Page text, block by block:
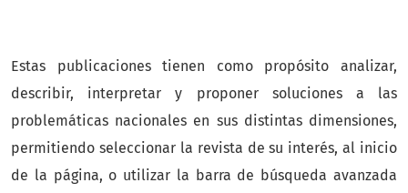
Estas publicaciones tienen como propósito analizar,
describir, interpretar y proponer soluciones a las
problemáticas nacionales en sus distintas dimensiones,
permitiendo seleccionar la revista de su interés, al inicio
de la página, o utilizar la barra de búsqueda avanzada